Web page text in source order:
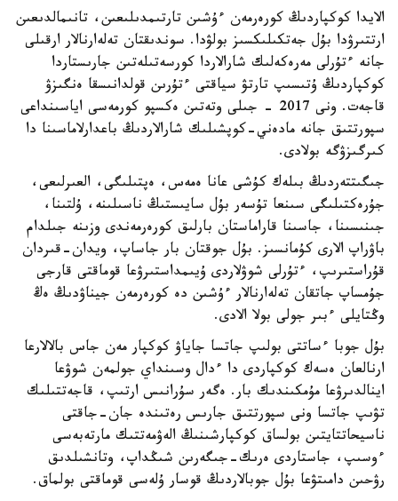
الايدا كوكپاردىڭ كورەرمەن ءۇشىن تارتىمدىلىعىن، تانىمالدىعىن
ارتتىرۋدا بۇل جەتكىلىكسىز بولۋدا. سوندىقتان تەلەارنالار ارقىلى
جانە ءتۇرلى مەرەكەلىك شارالاردا كورسەتىلەتىن جارىستاردا
كوكپاردىڭ ۇتىسىپ تارتۋ سياقتى ءتۇرىن قولدانىسقا ەنگىزۋ
قاجەت. ونى 2017 - جىلى وتەتىن ەكسپو كورمەسى اياسىنداعى
سپورتتىق جانە مادەني-كوپشىلىك شارالاردىڭ باعدارلاماسىنا دا
كىرگىزۋگە بولادى.
جىگىتتەردىڭ بىلەك كۇشى عانا ەمەس، ەپتىلىگى، العىرلىعى،
جۇرەكتىلىگى سىنعا تۇسەر بۇل سايىستىڭ ناسىلىنە، ۇلتىنا،
جىنىسىنا، جاسىنا قاراماستان بارلىق كورەرمەندى وزىنە جىلدام
باۋراپ الارى كۇمانسىز. بۇل جوقتان بار جاساپ، ويدان-قىردان
قۇراستىرىپ، ءتۇرلى شوۋلاردى ۇيىمداستىرۋعا قوماقتى قارجى
جۇمساپ جاتقان تەلەارنالار ءۇشىن دە كورەرمەن جيناۋدىڭ ەڭ
وڭتايلى ءبىر جولى بولا الادى.
بۇل جوبا ءساتتى بولىپ جاتسا جاياۋ كوكپار مەن جاس بالالارعا
ارنالعان ەسەك كوكپاردى دا ءدال وسىنداي جولمەن شوۋعا
اينالدىرۋعا مۇمكىندىك بار. ەگەر سۇرانىس ارتىپ، قاجەتتىلىك
تۋىپ جاتسا ونى سپورتتىق جارىس رەتىندە جان-جاقتى
ناسيحاتتايتىن بولساق كوكپارشىنىڭ الەۋمەتتىك مارتەبەسى
ءوسىپ، جاستاردى ەرىك-جىگەرىن شىڭداپ، وتانشىلدىق
رۋحىن دامىتۋعا بۇل جوبالاردىڭ قوسار ۇلەسى قوماقتى بولماق.